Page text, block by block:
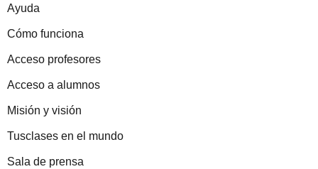
Ayuda
Cómo funciona
Acceso profesores
Acceso a alumnos
Misión y visión
Tusclases en el mundo
Sala de prensa